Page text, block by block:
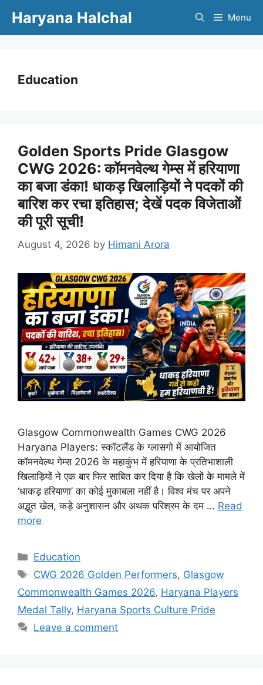
content
Haryana Halchal Menu
Education
Golden Sports Pride Glasgow
CWG 2026: कॉमनवेल्थ गेम्स में हरियाणा
का बजा डंका! धाकड़ खिलाड़ियों ने पदकों की
बारिश कर रचा इतिहास; देखें पदक विजेताओं
की पूरी सूची!
August 4, 2026 by Himani Arora
Glasgow Commonwealth Games CWG 2026
Haryana Players: स्कॉटलैंड के ग्लासगो में आयोजित
कॉमनवेल्थ गेम्स 2026 के महाकुंभ में हरियाणा के प्रतिभाशाली
खिलाड़ियों ने एक बार फिर साबित कर दिया है कि खेलों के मामले में
‘धाकड़ हरियाणा’ का कोई मुकाबला नहीं है। विश्व मंच पर अपने
अद्भुत खेल, कड़े अनुशासन और अथक परिश्रम के दम … Read
more
Categories
Education
Tags
CWG 2026 Golden Performers, Glasgow
Commonwealth Games 2026, Haryana Players
Medal Tally, Haryana Sports Culture Pride
Leave a comment